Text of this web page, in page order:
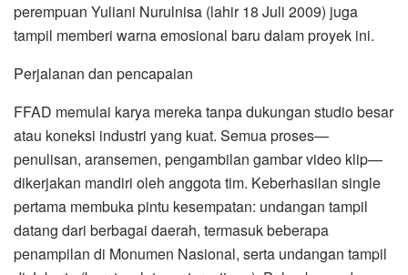
perempuan Yuliani Nurulnisa (lahir 18 Juli 2009) juga
tampil memberi warna emosional baru dalam proyek ini.
Perjalanan dan pencapaian
FFAD memulai karya mereka tanpa dukungan studio besar
atau koneksi industri yang kuat. Semua proses—
penulisan, aransemen, pengambilan gambar video klip—
dikerjakan mandiri oleh anggota tim. Keberhasilan single
pertama membuka pintu kesempatan: undangan tampil
datang dari berbagai daerah, termasuk beberapa
penampilan di Monumen Nasional, serta undangan tampil